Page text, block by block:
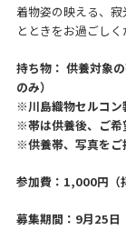
着物姿の映える、
とときをお過ごしく
持ち物： 供養対象
のみ）
※川島織物セルコン
※帯は供養後、ご希
※供養帯、写真をご
参加費：1,000円（
募集期間：9月25日